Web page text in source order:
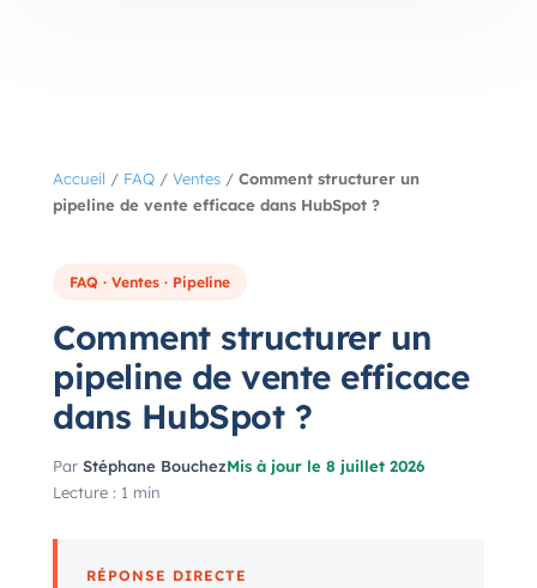
Accueil / FAQ / Ventes / Comment structurer un
pipeline de vente efficace dans HubSpot ?
FAQ · Ventes · Pipeline
Comment structurer un
pipeline de vente efficace
dans HubSpot ?
Par Stéphane BouchezMis à jour le 8 juillet 2026
Lecture : 1 min
RÉPONSE DIRECTE